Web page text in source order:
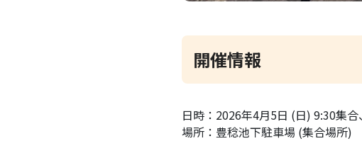
開催情報
日時：2026年4月5日 (日) 9:30集
場所：豊稔池下駐車場 (集合場所)